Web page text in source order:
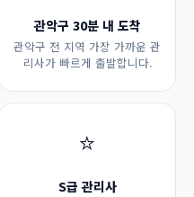
관악구 30분 내 도착
관악구 전 지역 가장 가까운 관
리사가 빠르게 출발합니다.
⭐
S급 관리사